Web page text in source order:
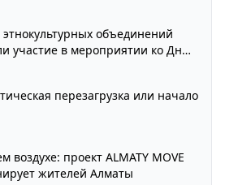
объединений
участие в мероприятии ко Дню
перезагрузка или начало
воздухе: проект ALMATY MOVE
жителей Алматы